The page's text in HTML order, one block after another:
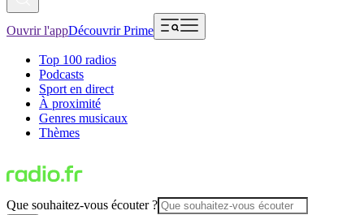
Ouvrir l'appDécouvrir Prime
Top 100 radios
Podcasts
Sport en direct
À proximité
Genres musicaux
Thèmes
Que souhaitez-vous écouter ?